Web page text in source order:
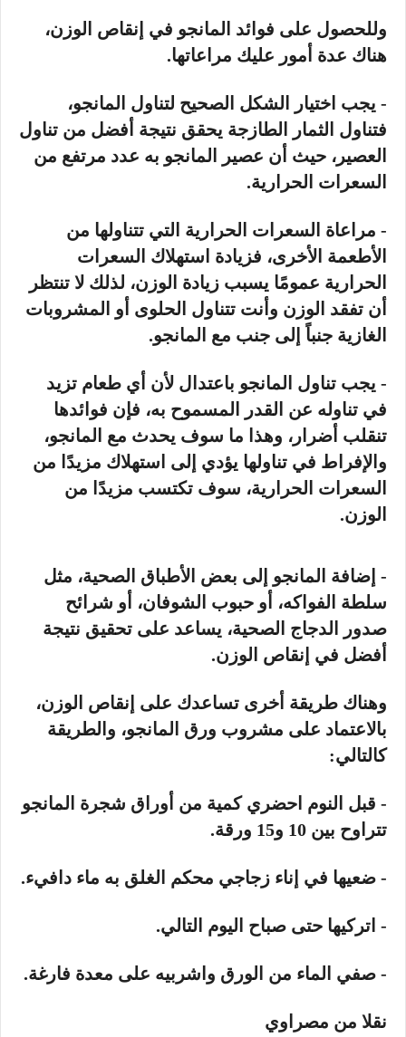
وللحصول على فوائد المانجو في إنقاص الوزن،
هناك عدة أمور عليك مراعاتها.
- يجب اختيار الشكل الصحيح لتناول المانجو،
فتناول الثمار الطازجة يحقق نتيجة أفضل من تناول
العصير، حيث أن عصير المانجو به عدد مرتفع من
السعرات الحرارية.
- مراعاة السعرات الحرارية التي تتناولها من
الأطعمة الأخرى، فزيادة استهلاك السعرات
الحرارية عمومًا يسبب زيادة الوزن، لذلك لا تنتظر
أن تفقد الوزن وأنت تتناول الحلوى أو المشروبات
الغازية جنباً إلى جنب مع المانجو.
- يجب تناول المانجو باعتدال لأن أي طعام تزيد
في تناوله عن القدر المسموح به، فإن فوائدها
تنقلب أضرار، وهذا ما سوف يحدث مع المانجو،
والإفراط في تناولها يؤدي إلى استهلاك مزيدًا من
السعرات الحرارية، سوف تكتسب مزيدًا من
الوزن.
- إضافة المانجو إلى بعض الأطباق الصحية، مثل
سلطة الفواكه، أو حبوب الشوفان، أو شرائح
صدور الدجاج الصحية، يساعد على تحقيق نتيجة
أفضل في إنقاص الوزن.
وهناك طريقة أخرى تساعدك على إنقاص الوزن،
بالاعتماد على مشروب ورق المانجو، والطريقة
كالتالي:
- قبل النوم احضري كمية من أوراق شجرة المانجو
تتراوح بين 10 و15 ورقة.
- ضعيها في إناء زجاجي محكم الغلق به ماء دافيء.
- اتركيها حتى صباح اليوم التالي.
- صفي الماء من الورق واشربيه على معدة فارغة.
نقلا من مصراوي